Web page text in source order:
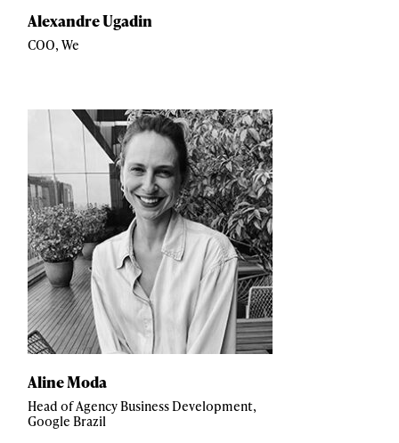
Alexandre Ugadin
COO, We
Aline Moda
Head of Agency Business Development,
Google Brazil